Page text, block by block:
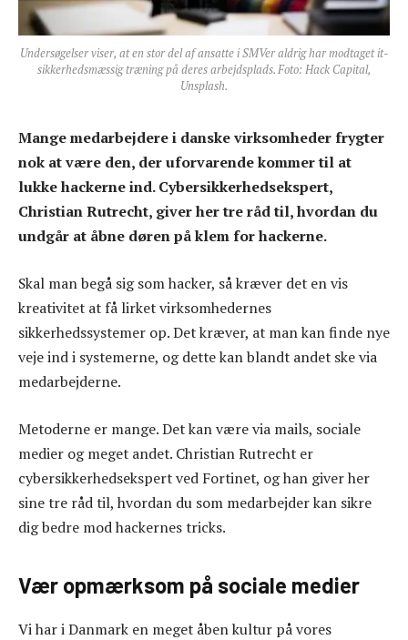
Undersøgelser viser, at en stor del af ansatte i SMVer aldrig har modtaget it-
sikkerhedsmæssig træning på deres arbejdsplads. Foto: Hack Capital,
Unsplash.
Mange medarbejdere i danske virksomheder frygter
nok at være den, der uforvarende kommer til at
lukke hackerne ind. Cybersikkerhedsekspert,
Christian Rutrecht, giver her tre råd til, hvordan du
undgår at åbne døren på klem for hackerne.
Skal man begå sig som hacker, så kræver det en vis
kreativitet at få lirket virksomhedernes
sikkerhedssystemer op. Det kræver, at man kan finde nye
veje ind i systemerne, og dette kan blandt andet ske via
medarbejderne.
Metoderne er mange. Det kan være via mails, sociale
medier og meget andet. Christian Rutrecht er
cybersikkerhedsekspert ved Fortinet, og han giver her
sine tre råd til, hvordan du som medarbejder kan sikre
dig bedre mod hackernes tricks.
Vær opmærksom på sociale medier
Vi har i Danmark en meget åben kultur på vores